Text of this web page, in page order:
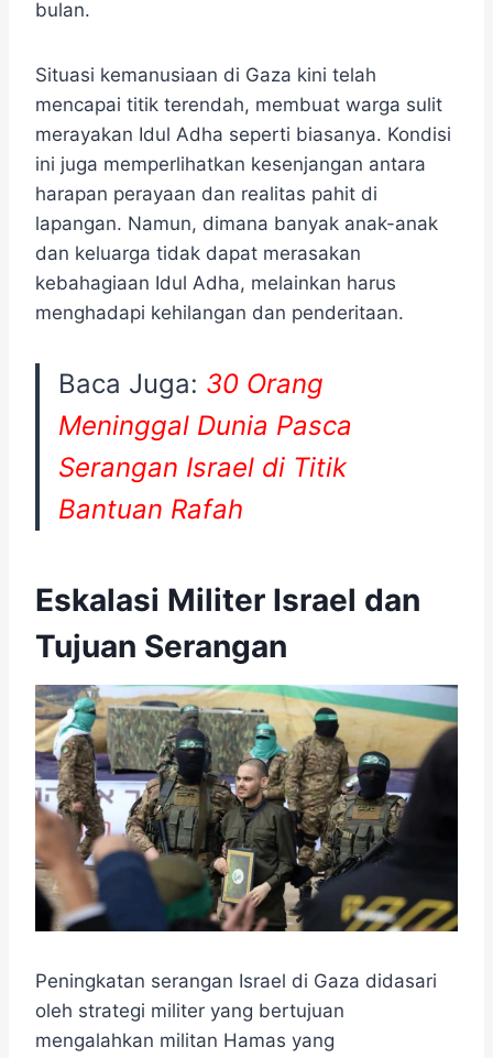
bulan.
Situasi kemanusiaan di Gaza kini telah
mencapai titik terendah, membuat warga sulit
merayakan Idul Adha seperti biasanya. Kondisi
ini juga memperlihatkan kesenjangan antara
harapan perayaan dan realitas pahit di
lapangan. Namun, dimana banyak anak-anak
dan keluarga tidak dapat merasakan
kebahagiaan Idul Adha, melainkan harus
menghadapi kehilangan dan penderitaan.
Baca Juga: 30 Orang
Meninggal Dunia Pasca
Serangan Israel di Titik
Bantuan Rafah
Eskalasi Militer Israel dan
Tujuan Serangan
Peningkatan serangan Israel di Gaza didasari
oleh strategi militer yang bertujuan
mengalahkan militan Hamas yang